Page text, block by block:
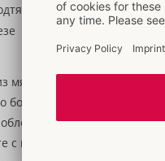
мягкой наппы ягненка с
Приятная
Застежка-
с ювелирной застежкой.